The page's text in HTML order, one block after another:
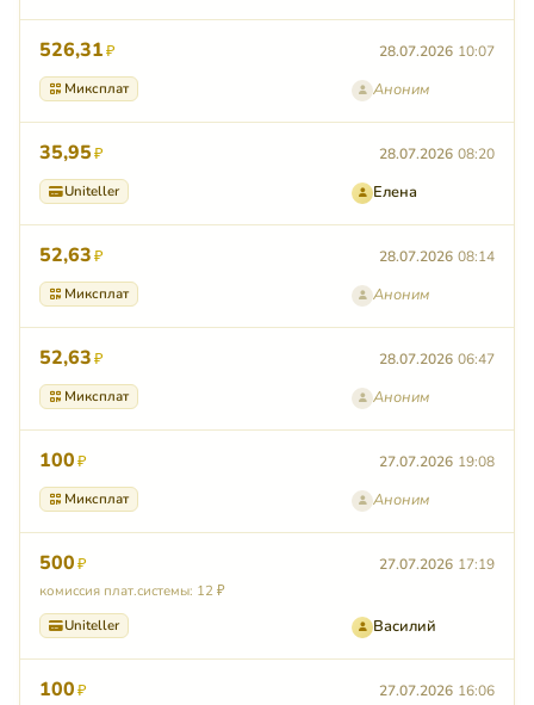
28.07.2026 10:07
526,31₽
Миксплат Аноним
28.07.2026 08:20
35,95₽
Uniteller Елена
28.07.2026 08:14
52,63₽
Миксплат Аноним
28.07.2026 06:47
52,63₽
Миксплат Аноним
27.07.2026 19:08
100₽
Миксплат Аноним
27.07.2026 17:19
500₽
комиссия плат.системы: 12 ₽
Uniteller
Василий
27.07.2026 16:06
100₽